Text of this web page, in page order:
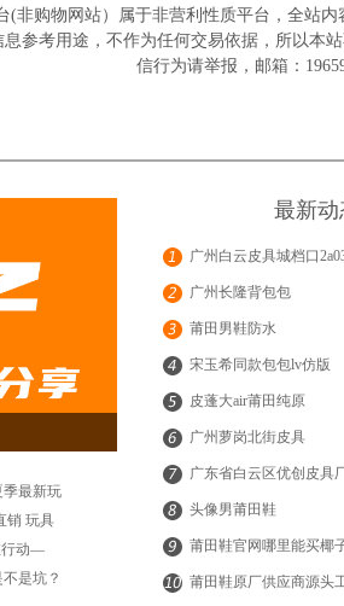
(非购物网站）属于非营利性质平台，全站
参考用途，不作为任何交易依据，所以本
信行为请举报，邮箱：
季最新玩
销 玩具
行动—
是坑？
最新动
广州白云皮具城档口
广州长隆背包包
莆田男鞋防水
宋玉希同款包包lv仿版
皮蓬大air莆田纯原
广州萝岗北街皮具
广东省白云区优创皮具
头像男莆田鞋
莆田鞋官网哪里能买椰
莆田鞋原厂供应商源头